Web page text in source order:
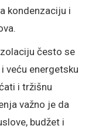
kondenzaciju i
često se
veću energetsku
i tržišnu
važno je da
budžet i